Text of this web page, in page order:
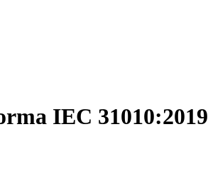
IEC 31010:2019